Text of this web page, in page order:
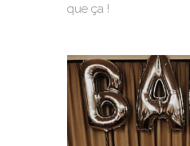
que ça !